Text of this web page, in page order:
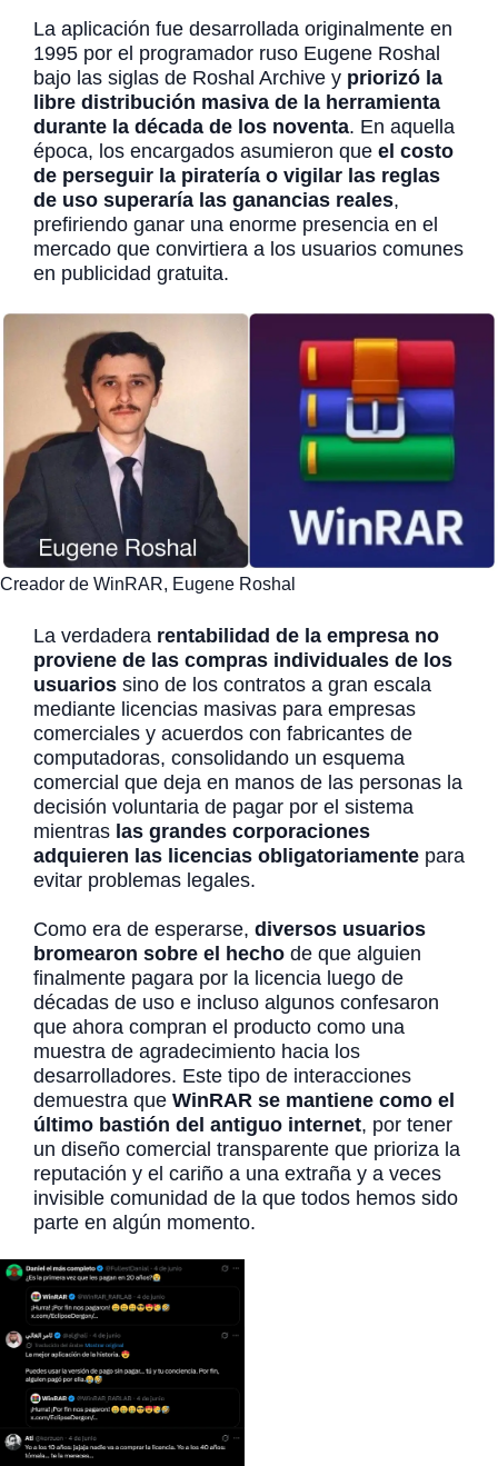
La aplicación fue desarrollada originalmente en
1995 por el programador ruso Eugene Roshal
bajo las siglas de Roshal Archive y priorizó la
libre distribución masiva de la herramienta
durante la década de los noventa. En aquella
época, los encargados asumieron que el costo
de perseguir la piratería o vigilar las reglas
de uso superaría las ganancias reales,
prefiriendo ganar una enorme presencia en el
mercado que convirtiera a los usuarios comunes
en publicidad gratuita.
Creador de WinRAR, Eugene Roshal
La verdadera rentabilidad de la empresa no
proviene de las compras individuales de los
usuarios sino de los contratos a gran escala
mediante licencias masivas para empresas
comerciales y acuerdos con fabricantes de
computadoras, consolidando un esquema
comercial que deja en manos de las personas la
decisión voluntaria de pagar por el sistema
mientras las grandes corporaciones
adquieren las licencias obligatoriamente para
evitar problemas legales.
Como era de esperarse, diversos usuarios
bromearon sobre el hecho de que alguien
finalmente pagara por la licencia luego de
décadas de uso e incluso algunos confesaron
que ahora compran el producto como una
muestra de agradecimiento hacia los
desarrolladores. Este tipo de interacciones
demuestra que WinRAR se mantiene como el
último bastión del antiguo internet, por tener
un diseño comercial transparente que prioriza la
reputación y el cariño a una extraña y a veces
invisible comunidad de la que todos hemos sido
parte en algún momento.